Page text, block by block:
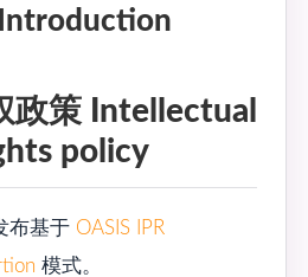
政策 Intellectual
policy
布基于 OASIS IPR
模式。